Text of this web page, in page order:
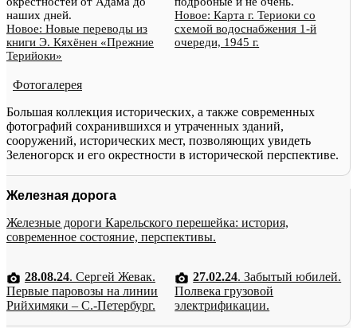
наших дней.
Новое: Новые переводы из
книги Э. Кяхёнен «Прежние
Терийоки»
Новое: Карта г. Териоки со
схемой водоснабжения 1-й
очереди, 1945 г.
Фотогалерея
Большая коллекция исторических, а также современных
фотографий сохранившихся и утраченных зданий,
сооружений, исторических мест, позволяющих увидеть
Зеленогорск и его окрестности в исторической перспективе.
Железная дорога
Железные дороги Карельского перешейка: история,
современное состояние, перспективы.
28.08.24. Сергей Жевак.
Первые паровозы на линии
Рийхимяки – С.-Петербург.
27.02.24. Забытый юбилей.
Полвека грузовой
электрификации.